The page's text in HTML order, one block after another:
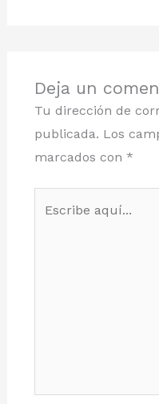
Deja un
Tu dirección de
publicada. Los
marcados con *